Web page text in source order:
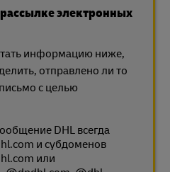
электронных
информацию ниже,
отправлено ли то
с целью
DHL всегда
и субдоменов
или